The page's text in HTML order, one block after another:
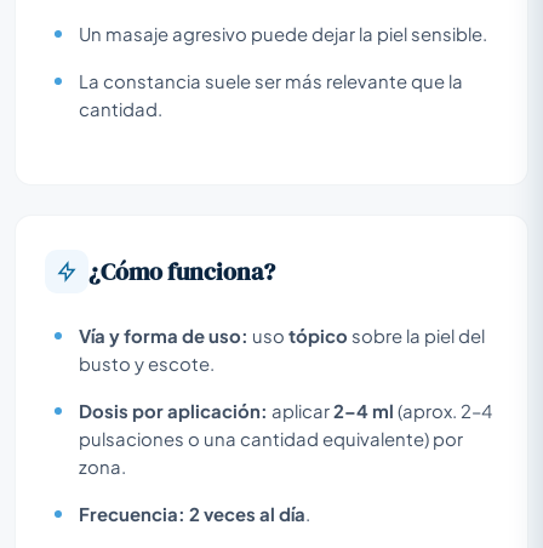
Un masaje agresivo puede dejar la piel sensible.
La constancia suele ser más relevante que la
cantidad.
¿Cómo funciona?
Vía y forma de uso: uso tópico sobre la piel del
busto y escote.
Dosis por aplicación: aplicar2–4 ml (aprox. 2–4
pulsaciones o una cantidad equivalente) por
zona.
Frecuencia: 2 veces al día